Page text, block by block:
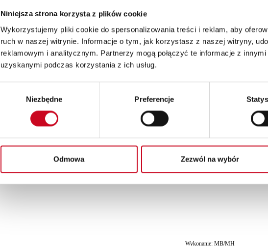
Niniejsza strona korzysta z plików cookie
Wykorzystujemy pliki cookie do spersonalizowania treści i reklam, aby
ruch w naszej witrynie. Informacje o tym, jak korzystasz z naszej witryny,
reklamowym i analitycznym. Partnerzy mogą połączyć te informacje z
uzyskanymi podczas korzystania z ich usług.
Niezbędne Preferencje
Odmowa Zezwól na wybór
Partnerzy Teatru
Wykonanie: MB/MH